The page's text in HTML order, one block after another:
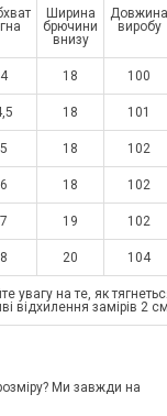
Ширина
брючини
внизу
Довжина
виробу
18 100
18 101
18 102
18 102
19 102
20 104
увагу на те, як
відхилення замірів 2
Ми завжди на